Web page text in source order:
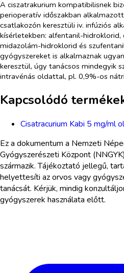
A ciszatrakurium kompatibilisnek
perioperatív időszakban
csatlakozón keresztüli iv. infúziós
kísérletekben: alfentanil-
midazolám-hidroklorid és
gyógyszereket is alkalmaznak
keresztül, úgy tanácsos mindegyik
intravénás oldattal, pl. 0,9%-os
Kapcsolódó
Cisatracurium Kabi 5 mg/ml
Ez a dokumentum a Nemzeti
Gyógyszerészeti Központ
származik. Tájékoztató jellegű,
helyettesíti az orvos vagy
tanácsát. Kérjük, mindig
gyógyszerek használata előtt.